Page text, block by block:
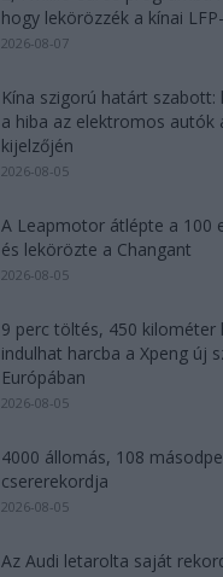
hogy lekörözzék a kínai
2026-08-07
Kína szigorú határt szabott:
a hiba az elektromos autók
kijelzőjén
2026-08-05
A Leapmotor átlépte a 100
és lekörözte a Changant
2026-08-05
9 perc töltés, 450 kilométer
indulhat harcba a Xpeng új
Európában
2026-08-05
4000 állomás, 108
csererekordja
2026-08-05
Az Audi letarolta saját